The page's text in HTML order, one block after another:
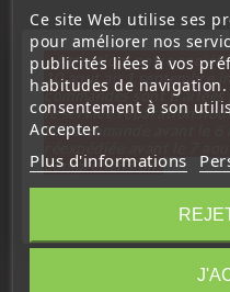
Batterie type CR2025
Emission: HF 433 Mhz
Etat : occasion
Pour la compatibilité :
doit comporter la même
Pour la reprogrammation :
Ce site Web utilise ses
pour améliorer nos
publicités liées à vos
habitudes de
consentement à son
Accepter.
Plus d'informations
« Attention, notre
10 aout au 1 septembre
commandes sont
le service réparation
télécommande avant le 6
compréhension»